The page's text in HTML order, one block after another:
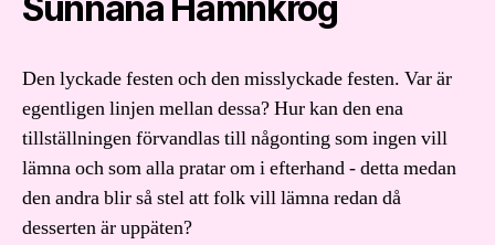
Den lyckade festen och den misslyckade festen. Var är
egentligen linjen mellan dessa? Hur kan den ena
tillställningen förvandlas till någonting som ingen vill
lämna och som alla pratar om i efterhand - detta medan
den andra blir så stel att folk vill lämna redan då
desserten är uppäten?